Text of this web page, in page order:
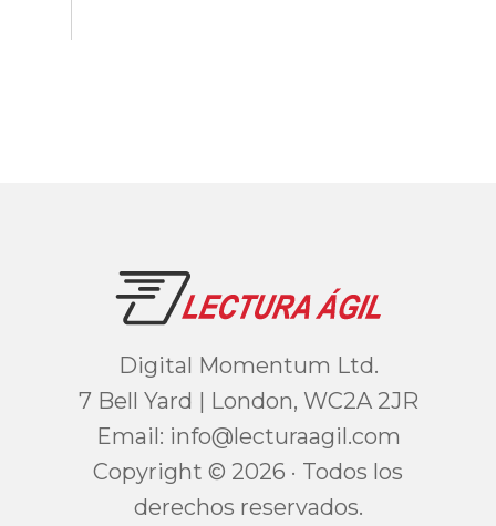
Digital Momentum Ltd.
7 Bell Yard | London, WC2A 2JR
Email: moc.ligaarutcel@ofni
Copyright © 2026 · Todos los
derechos reservados.